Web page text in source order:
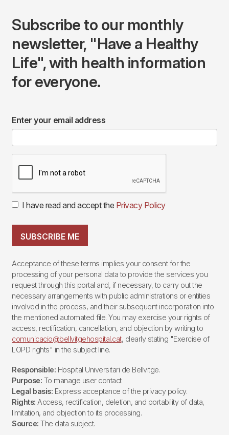
Subscribe to our monthly
newsletter, "Have a Healthy
Life", with health information
for everyone.
Enter your email address
I have read and accept the Privacy Policy
SUBSCRIBE ME
Acceptance of these terms implies your consent for the
processing of your personal data to provide the services you
request through this portal and, if necessary, to carry out the
necessary arrangements with public administrations or entities
involved in the process, and their subsequent incorporation into
the mentioned automated file. You may exercise your rights of
access, rectification, cancellation, and objection by writing to
comunicacio@bellvitgehospital.cat, clearly stating "Exercise of
LOPD rights" in the subject line.
Responsible: Hospital Universitari de Bellvitge.
Purpose: To manage user contact
Legal basis: Express acceptance of the privacy policy.
Rights: Access, rectification, deletion, and portability of data,
limitation, and objection to its processing.
Source: The data subject.